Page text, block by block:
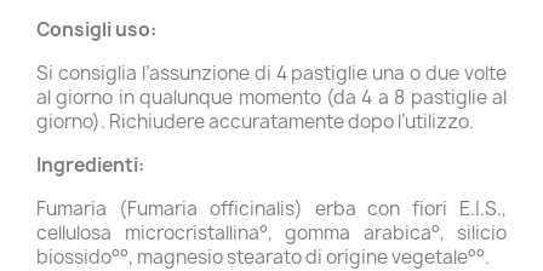
Consigli uso:
Si consiglia l’assunzione di 4 pastiglie una o due volte
al giorno in qualunque momento (da 4 a 8 pastiglie al
giorno). Richiudere accuratamente dopo l’utilizzo.
Ingredienti:
Fumaria (Fumaria officinalis) erba con fiori E.I.S.,
cellulosa microcristallina°, gomma arabica°, silicio
biossido°°, magnesio stearato di origine vegetale°°.